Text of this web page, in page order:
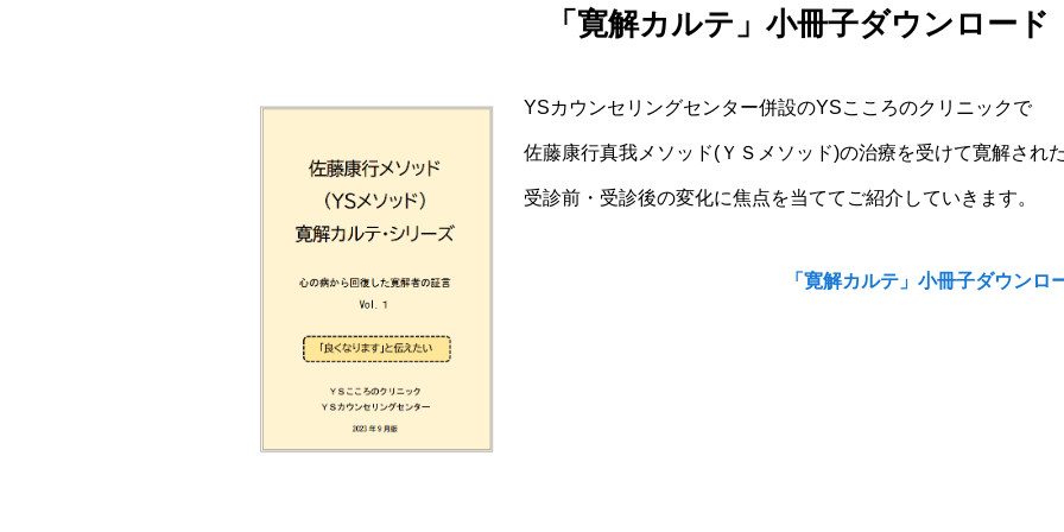
「寛解カルテ」小冊子ダウンロード
YSカウンセリングセンター併設のYSこころのクリニックで
佐藤康行真我メソッド(ＹＳメソッド)の治療を受けて寛解され
受診前・受診後の変化に焦点を当ててご紹介していきます。
「寛解カルテ」小冊子ダウンロ